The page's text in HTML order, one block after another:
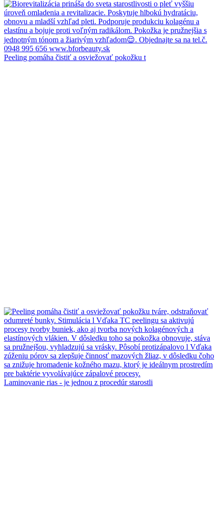
Peeling pomáha čistiť a osviežovať pokožku t
Laminovanie rias - je jednou z procedúr starostli